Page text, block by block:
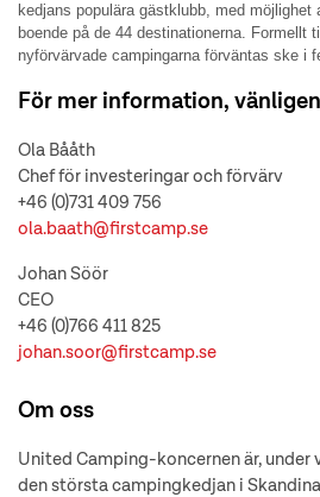
kedjans populära gästklubb, med möjlighet
boende på de 44 destinationerna. Formellt
nyförvärvade campingarna förväntas ske i
För mer information,
Ola Bååth
Chef för investeringar och förvärv
+46 (0)731 409 756
ola.baath@firstcamp.se
Johan Söör
CEO
+46 (0)766 411 825
johan.soor@firstcamp.se
Om oss
United Camping-koncernen är, under
den största campingkedjan i